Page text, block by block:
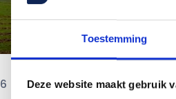
Toestemming
Deze website maakt gebruik